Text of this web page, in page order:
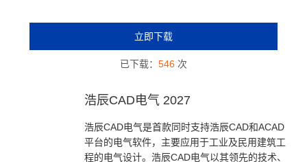
立即下载
已下载： 546 次
浩辰CAD电气 2027
浩辰CAD电气是首款同时支持浩辰CAD和ACAD
平台的电气软件，主要应用于工业及民用建筑工
程的电气设计。浩辰CAD电气以其领先的技术、